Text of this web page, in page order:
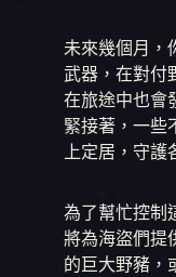
未來幾個月，
武器，在對付
在旅途中也會
緊接著，一些
上定居，守護
為了幫忙控制
將為海盜們提
的巨大野豬，